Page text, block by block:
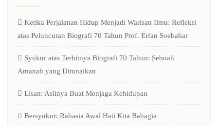
Ketika Perjalanan Hidup Menjadi Warisan Ilmu: Refleksi
atas Peluncuran Biografi 70 Tahun Prof. Erfan Soebahar
Syukur atas Terbitnya Biografi 70 Tahun: Sebuah
Amanah yang Ditunaikan
Lisan: Aslinya Buat Menjaga Kehidupan
Bersyukur: Rahasia Awal Hati Kita Bahagia